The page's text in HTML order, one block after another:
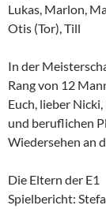
Lukas, Marlon,
Otis (Tor), Till
In der
Rang von 12
Euch, lieber
und beruflichen
Wiedersehen an
Die Eltern der E1
Spielbericht: